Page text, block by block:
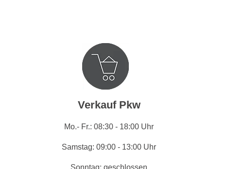
Verkauf Pkw
Mo.- Fr.: 08:30 - 18:00 Uhr
Samstag: 09:00 - 13:00 Uhr
Sonntag: geschlossen